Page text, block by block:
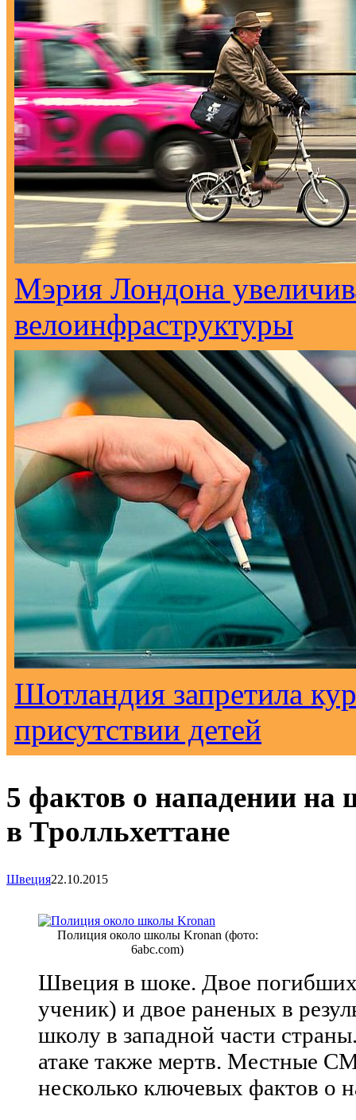
Мэрия Лондона
велоинфраструктуры
Шотландия запретила
присутствии детей
5 фактов о нападении
в Тролльхеттане
Швеция22.10.2015
Полиция около школы Kronan (фото:
6abc.com)
Швеция в шоке. Двое
ученик) и двое раненых в
школу в западной части
атаке также мертв. Местные
несколько ключевых фактов о